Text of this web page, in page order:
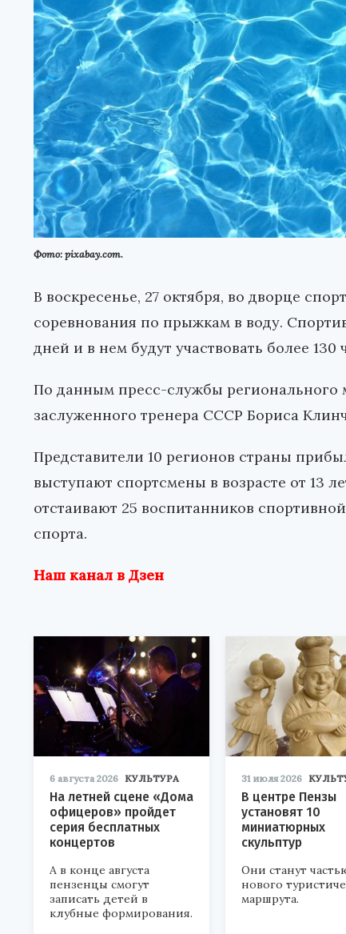
Фото: pixabay.com.
В воскресенье, 27 октября, во дворце
соревнования по прыжкам в воду.
дней и в нем будут участвовать более 130
По данным пресс-службы регионального
заслуженного тренера СССР Бориса
Представители 10 регионов страны
выступают спортсмены в возрасте от 13
отстаивают 25 воспитанников
спорта.
Наш канал в Дзен
6 августа 2026 КУЛЬТУРА
На летней сцене «Дома
офицеров» пройдет
серия бесплатных
концертов
А в конце августа
пензенцы смогут
записать детей в
клубные формирования.
31 июля 2026
В центре Пензы
установят 10
миниатюрных
скульптур
Они станут
нового
маршрута.